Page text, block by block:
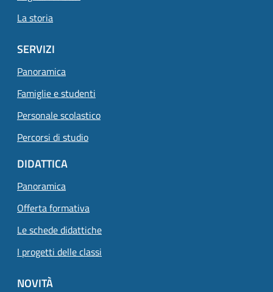
La storia
SERVIZI
Panoramica
Famiglie e studenti
Personale scolastico
Percorsi di studio
DIDATTICA
Panoramica
Offerta formativa
Le schede didattiche
I progetti delle classi
NOVITÀ